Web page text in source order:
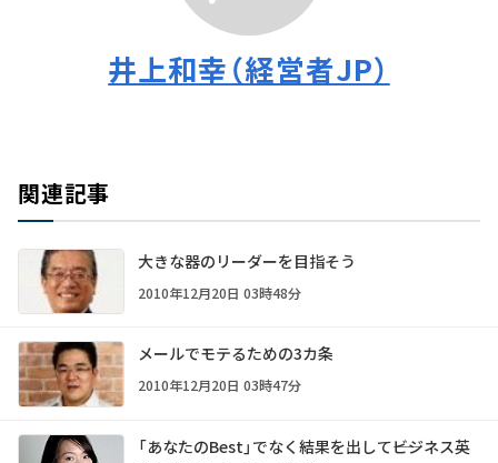
井上和幸（経営者JP）
関連記事
大きな器のリーダーを目指そう
2010年12月20日 03時48分
メールでモテるための3カ条
2010年12月20日 03時47分
「あなたのBest」でなく結果を出して――ビジネス英